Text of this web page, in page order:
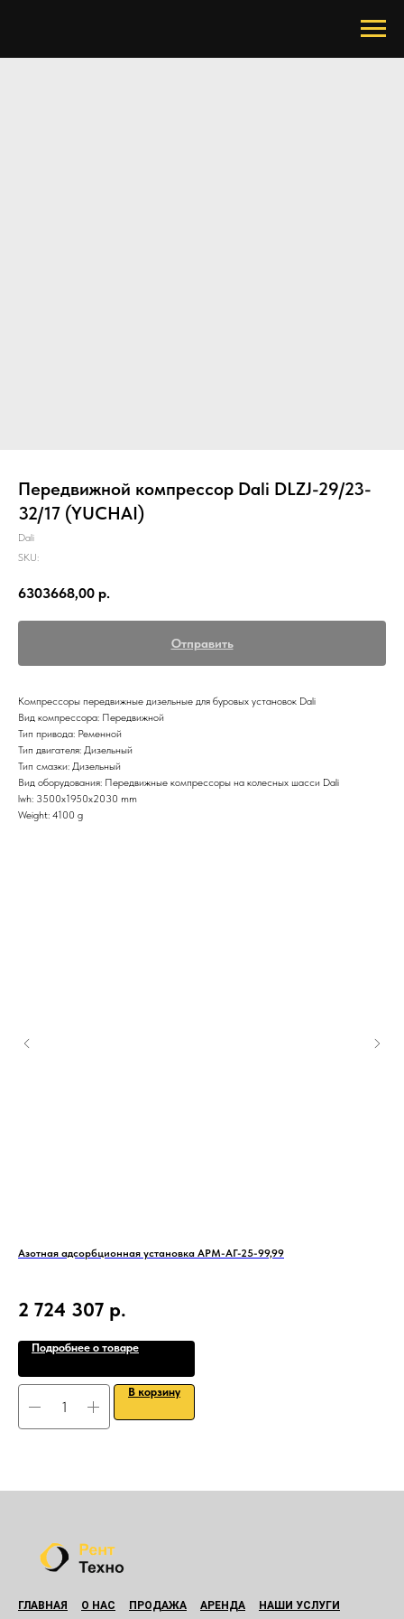
Передвижной компрессор Dali DLZJ-29/23-
32/17 (YUCHAI)
Dali
SKU:
6303668,00 р.
Отправить
Компрессоры передвижные дизельные для буровых установок Dali
Вид компрессора: Передвижной
Тип привода: Ременной
Тип двигателя: Дизельный
Тип смазки: Дизельный
Вид оборудования: Передвижные компрессоры на колесных шасси Dali
lwh: 3500x1950x2030 mm
Weight: 4100 g
Азотная адсорбционная установка АРМ-АГ-25-99,99
2 724 307 р.
Подробнее о товаре
В корзину
ГЛАВНАЯ О НАС ПРОДАЖА АРЕНДА НАШИ УСЛУГИ